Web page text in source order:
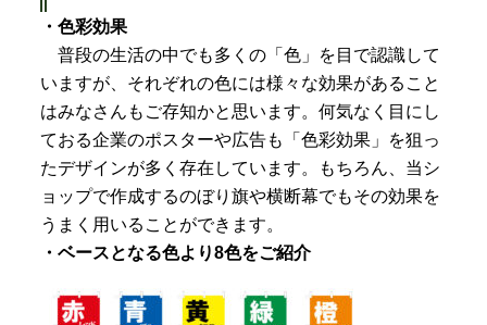
・色彩効果
普段の生活の中でも多くの「色」を目で認識して
いますが、それぞれの色には様々な効果があること
はみなさんもご存知かと思います。何気なく目にし
ておる企業のポスターや広告も「色彩効果」を狙っ
たデザインが多く存在しています。もちろん、当シ
ョップで作成するのぼり旗や横断幕でもその効果を
うまく用いることができます。
・ベースとなる色より8色をご紹介